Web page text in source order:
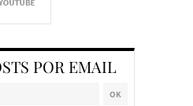
POR EMAIL